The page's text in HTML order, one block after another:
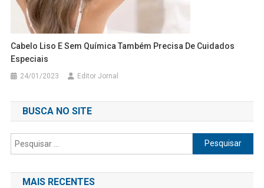
Cabelo Liso E Sem Química Também Precisa De Cuidados
Especiais
24/01/2023 Editor Jornal
BUSCA NO SITE
Pesquisar
por:
MAIS RECENTES